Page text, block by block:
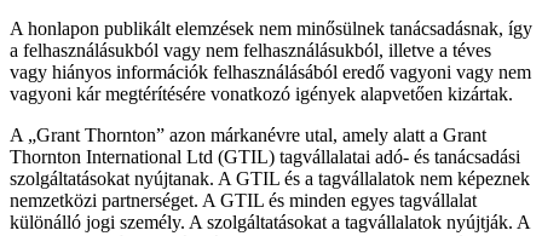
A honlapon publikált elemzések nem minősülnek tanácsadásnak, így
a felhasználásukból vagy nem felhasználásukból, illetve a téves
vagy hiányos információk felhasználásából eredő vagyoni vagy nem
vagyoni kár megtérítésére vonatkozó igények alapvetően kizártak.
A „Grant Thornton” azon márkanévre utal, amely alatt a Grant
Thornton International Ltd (GTIL) tagvállalatai adó- és tanácsadási
szolgáltatásokat nyújtanak. A GTIL és a tagvállalatok nem képeznek
nemzetközi partnerséget. A GTIL és minden egyes tagvállalat
különálló jogi személy. A szolgáltatásokat a tagvállalatok nyújtják. A